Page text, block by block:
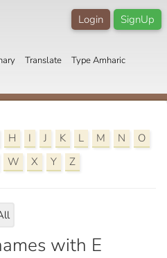
SignUp
Login
Translate Type Amharic
H I J K L M N
O
W X Y Z
with E